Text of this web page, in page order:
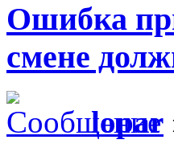
Ошибка
смене
lopar